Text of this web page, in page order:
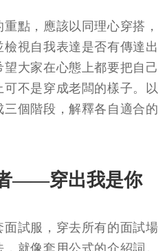
點，應該以同理心穿搭，
視自我表達是否有傳達出
大家在心態上都要把自己
不是穿成老闆的樣子。以
個階段，解釋各自適合的
——穿出我是你
試服，穿去所有的面試場
就像套用公式的介紹詞。